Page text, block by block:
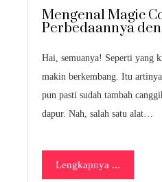
Mengenal Magic
Perbedaannya
Hai, semuanya! Seperti yang
makin berkembang. Itu
pun pasti sudah tambah
dapur. Nah, salah satu alat…
Lengkapnya ...